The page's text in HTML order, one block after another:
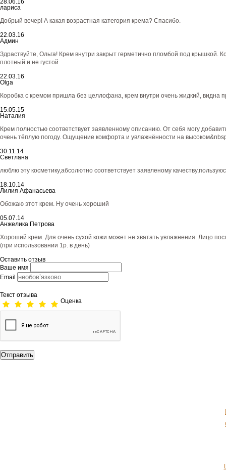
28.06.16
лариса
Добрый вечер! А какая возрастная категория крема? Спасибо.
22.03.16
Админ
Здраствуйте, Ольга! Крем внутри закрыт герметично пломбой под крышкой.
плотный и не густой
22.03.16
Olga
Коробка с кремом пришла без целлофана, крем внутри очень жидкий, видна
15.05.15
Наталия
Крем полностью соответствует заявленному описанию. От себя могу
очень тёплую погоду. Ощущение комфорта и увлажнённости на
30.11.14
Светлана
люблю эту косметику,абсолютно соответствует заявленому
18.10.14
Лилия Афанасьева
Обожаю этот крем. Ну очень хороший
05.07.14
Анжелика Петрова
Хороший крем. Для очень сухой кожи может не хватать увлажнения. Лицо
(при использовании 1р. в день)
Оставить отзыв
Ваше имя
Email
Текст отзыва
Оценка